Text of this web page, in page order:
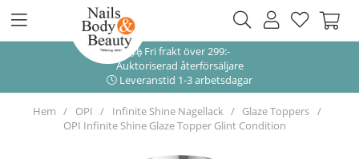
Fri frakt över 299:-
Auktoriserad återförsäljare
Leveranstid 1-3 arbetsdagar
Hem OPI Infinite Shine Nagellack
Glaze Toppers
OPI Infinite Shine Glaze Topper Glint Condition